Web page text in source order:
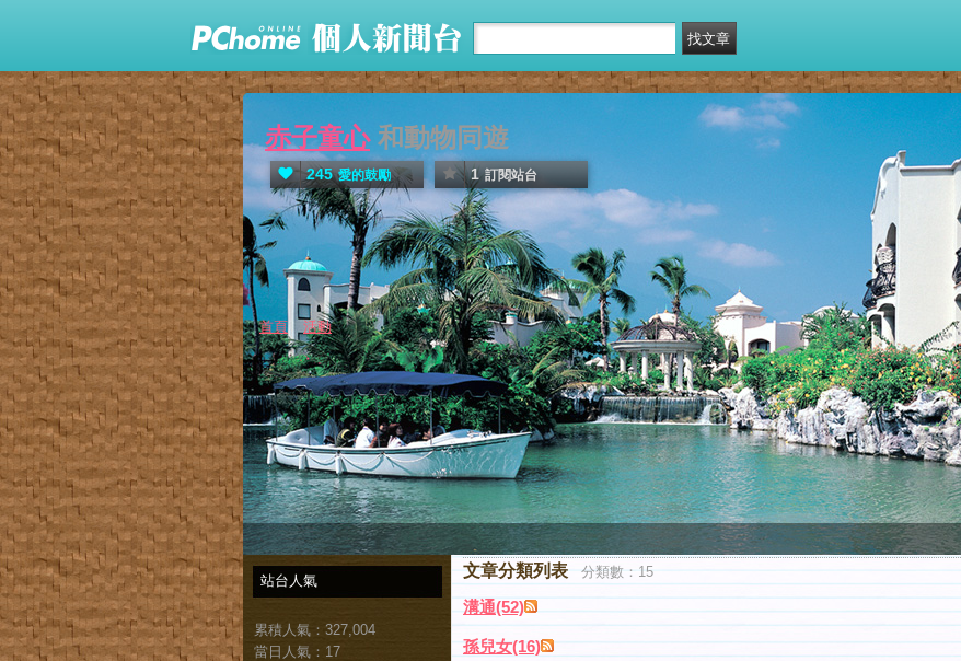
赤子童心 和動物同遊
245 愛的鼓勵 1 訂閱站台
首頁 活動
文章分類列表 分類數：15
溝通(52)
孫兒女(16)
站台人氣
累積人氣： 327,004
當日人氣： 17